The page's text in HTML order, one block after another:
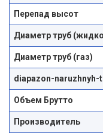
Перепад высот
Диаметр труб
Диаметр труб (газ)
diapazon-naruzhnyh-
Объем Брутто
Производитель